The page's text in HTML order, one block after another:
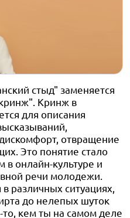
стыд" заменяется
Кринж в
для описания
отвращение
Это понятие стало
онлайн-культуре и
речи молодежи.
различных ситуациях,
до нелепых шуток
кем ты на самом деле